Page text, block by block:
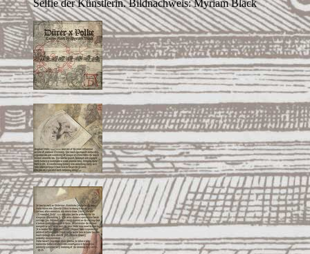
Selfie der Künstlerin. Bildnachweis: Myriam Black